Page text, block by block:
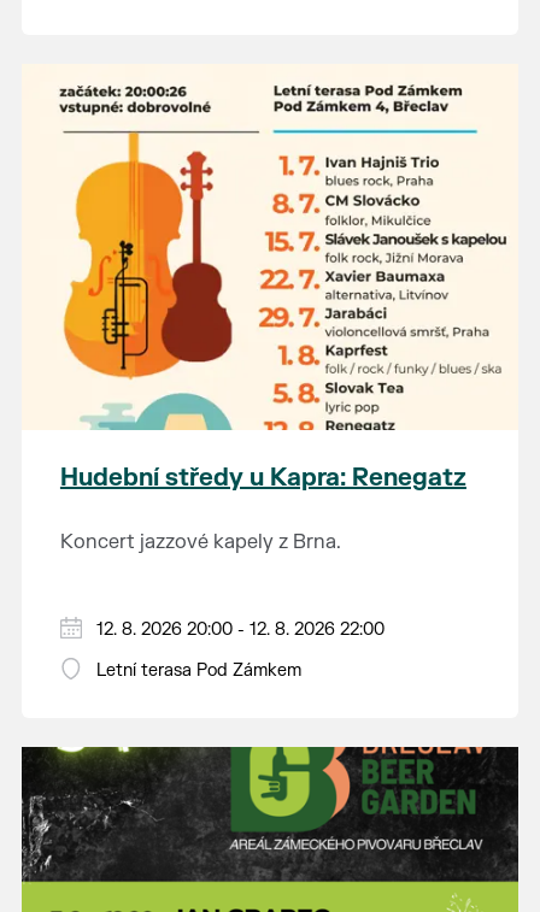
Hudební středy u Kapra: Renegatz
Koncert jazzové kapely z Brna.
12. 8. 2026 20:00 - 12. 8. 2026 22:00
Letní terasa Pod Zámkem